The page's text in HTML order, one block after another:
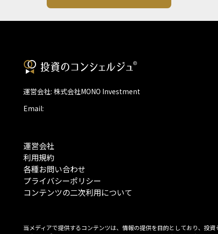
運営会社: 株式会社MONO Investment
Email:
運営会社
利用規約
各種お問い合わせ
プライバシーポリシー
コンテンツの二次利用について
当メディアで提供するコンテンツは、情報の提供を目的としており、投資